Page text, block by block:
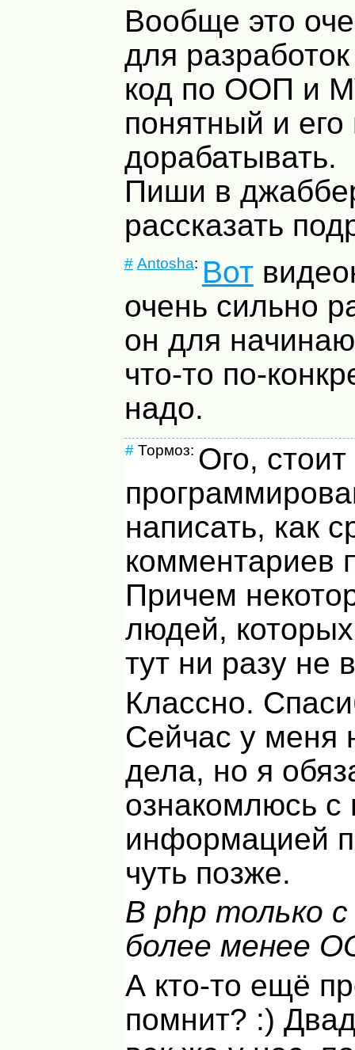
Вообще это
для
код по ООП и
понятный и
дорабатывать.
Пиши в
рассказать
# Antosha: Вот
очень сильно
он для
что-то по-
надо.
# Тормоз: Ого, стоит
написать, как
комментариев
Причем
людей,
тут ни разу не
Классно.
Сейчас у меня
дела, но я
ознакомлюсь
информацией
чуть позже.
В php только
более менее
А кто-то ещё
помнит? :)